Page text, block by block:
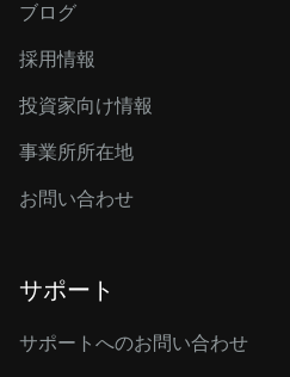
ブログ
採用情報
投資家向け情報
事業所所在地
お問い合わせ
サポート
サポートへのお問い合わせ